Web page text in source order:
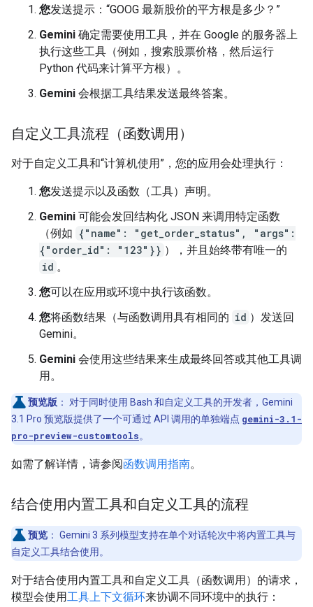
您发送提示：“GOOG 最新股价的平方根是多少？”
Gemini 确定需要使用工具，并在 Google 的服务器上
执行这些工具（例如，搜索股票价格，然后运行
Python 代码来计算平方根）。
Gemini 会根据工具结果发送最终答案。
自定义工具流程（函数调用）
对于自定义工具和“计算机使用”，您的应用会处理执行：
您发送提示以及函数（工具）声明。
Gemini 可能会发回结构化 JSON 来调用特定函数
（例如 {"name": "get_order_status", "args":
{"order_id": "123"}} ），并且始终带有唯一的
id 。
您可以在应用或环境中执行该函数。
您将函数结果（与函数调用具有相同的 id ）发送回
Gemini。
Gemini 会使用这些结果来生成最终回答或其他工具调
用。
预览版 ：
对于同时使用 Bash 和自定义工具的开发者，Gemini
3.1 Pro 预览版提供了一个可通过 API 调用的单独端点 gemini-3.1-
pro-preview-customtools。
如需了解详情，请参阅函数调用指南。
结合使用内置工具和自定义工具的流程
预览 ： Gemini 3 系列模型支持在单个对话轮次中将内置工具与
自定义工具结合使用。
对于结合使用内置工具和自定义工具（函数调用）的请求，
模型会使用工具上下文循环来协调不同环境中的执行：